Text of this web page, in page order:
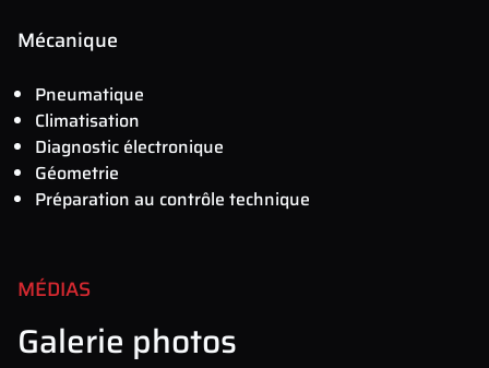
Mécanique
Pneumatique
Climatisation
Diagnostic électronique
Géometrie
Préparation au contrôle technique
MÉDIAS
Galerie photos